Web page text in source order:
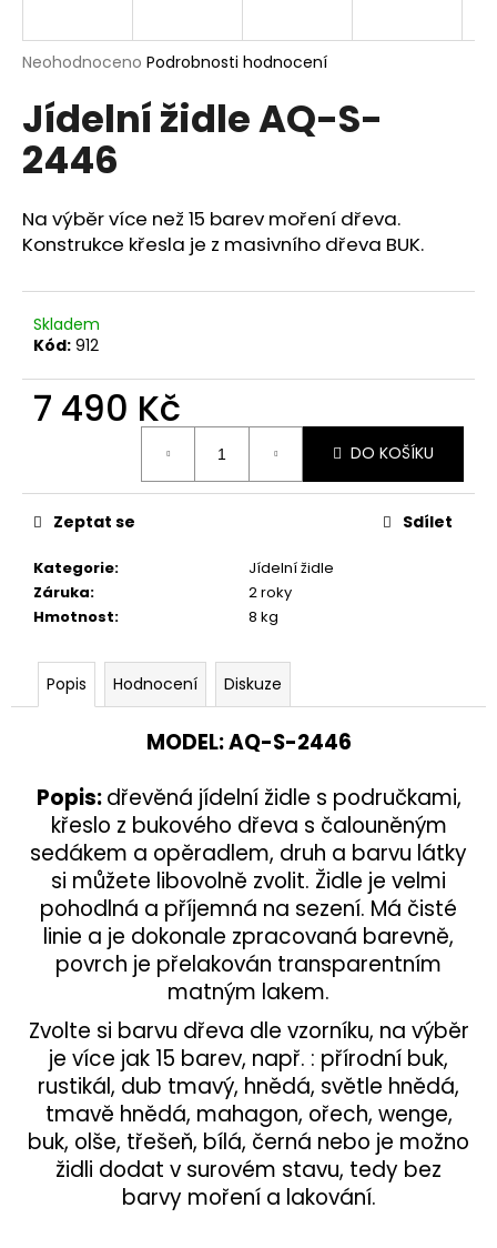
Průměrné
produktu
je
0,0
z
hvězdiček.
Neohodnoceno Podrobnosti hodnocení
Jídelní židle AQ-S-
2446
Na výběr více než 15 barev moření dřeva.
Konstrukce křesla je z masivního dřeva BUK.
Skladem
Kód: 912
7 490 Kč
DO KOŠÍKU
Kategorie:
Jídelní židle
Záruka:
2 roky
Hmotnost: 8 kg
Zeptat se Sdílet
Popis Hodnocení Diskuze
MODEL:AQ-S-2446
Popis:dřevěná jídelní židle s područkami,
křeslo z bukového dřeva s čalouněným
sedákem a opěradlem, druh a barvu látky
si můžete libovolně zvolit. Židle je velmi
pohodlná a příjemná na sezení. Má čisté
linie a je dokonale zpracovaná barevně,
povrch je přelakován transparentním
matným lakem.
Zvolte si barvu dřeva dle vzorníku, na výběr
je více jak 15 barev, např. : přírodní buk,
rustikál, dub tmavý, hnědá, světle hnědá,
tmavě hnědá, mahagon, ořech, wenge,
buk, olše, třešeň, bílá, černá nebo je možno
židli dodat v surovém stavu, tedy bez
barvy moření a lakování.
j
t
?
HLEDAT
D
o
p
č
u
e
m
e
VĚŠÁK
DŘEVĚNÝ
890
Kč